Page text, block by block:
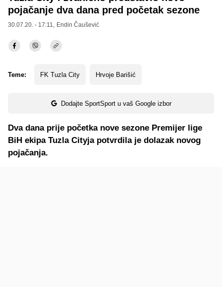
pojačanje dva dana pred početak sezone
30.07.20. - 17:11, Endin Čaušević
Teme: FK Tuzla City Hrvoje Barišić
Dodajte SportSport u vaš Google izbor
Dva dana prije početka nove sezone Premijer lige
BiH ekipa Tuzla Cityja potvrdila je dolazak novog
pojačanja.